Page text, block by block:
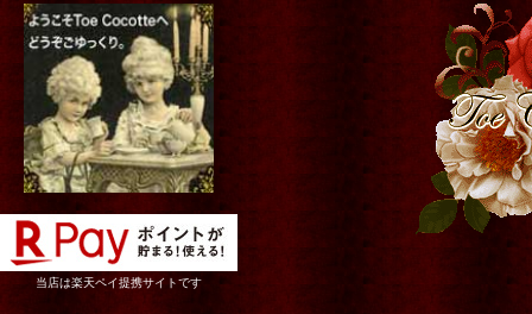
当店は楽天ペイ提携サイトです